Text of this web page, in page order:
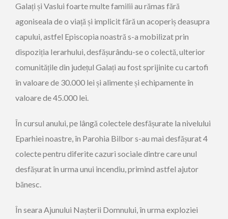
Galați și Vaslui foarte multe familii au rămas fără
agoniseala de o viață și implicit fără un acoperiș deasupra
capului, astfel Episcopia noastră s-a mobilizat prin
dispoziția Ierarhului, desfășurându-se o colectă, ulterior
comunitățile din județul Galați au fost sprijinite cu cartofi
în valoare de 30.000 lei și alimente și echipamente în
valoare de 45.000 lei.
În cursul anului, pe lângă colectele desfășurate la nivelului
Eparhiei noastre, în Parohia Bilbor s-au mai desfășurat 4
colecte pentru diferite cazuri sociale dintre care unul
desfășurat în urma unui incendiu, primind astfel ajutor
bănesc.
În seara Ajunului Nașterii Domnului, în urma exploziei